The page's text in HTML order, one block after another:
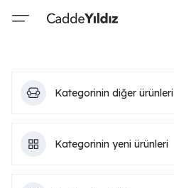
Kategorinin diğer ürünleri
Kategorinin yeni ürünleri